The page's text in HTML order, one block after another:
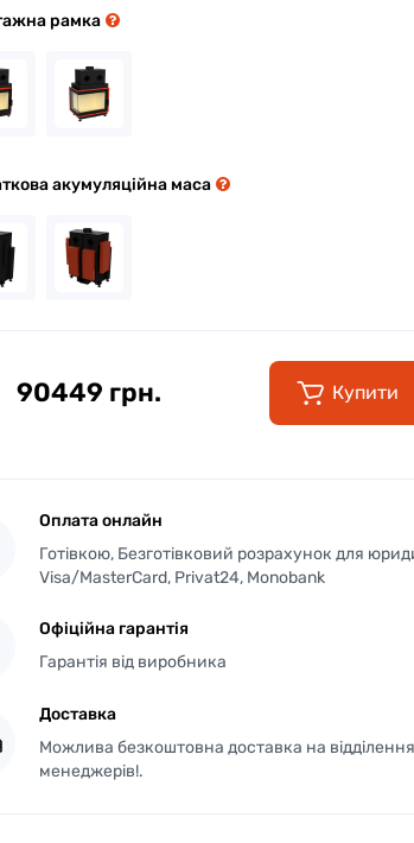
рамка
акумуляційна маса
90449 грн. Купити
Оплата онлайн
Готівкою, Безготівковий розрахунок для
Visa/MasterCard, Privat24, Monobank
Офіційна гарантія
Гарантія від виробника
Доставка
Можлива безкоштовна доставка на
менеджерів!.